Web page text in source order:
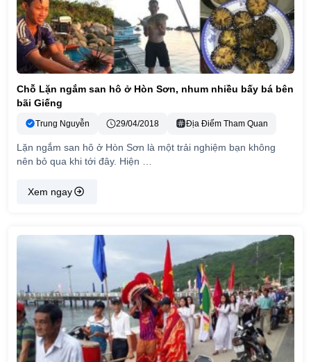
Chỗ Lặn ngắm san hô ở Hòn Sơn, nhum nhiều bấy bá bên
bãi Giếng
Trung Nguyễn 29/04/2018 Địa Điểm Tham Quan
Lặn ngắm san hô ở Hòn Sơn là một trải nghiệm bạn không
nên bỏ qua khi tới đây. Hiện …
Xem ngay